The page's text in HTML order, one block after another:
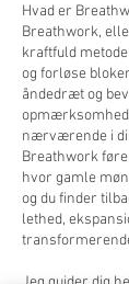
Hvad er
Breathwork,
kraftfuld
og forløse
åndedræt og
nærværende i
Breathwork
hvor gamle
og du finder
lethed,